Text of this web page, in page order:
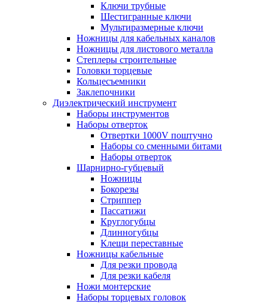
Ключи трубные
Шестигранные ключи
Мультиразмерные ключи
Ножницы для кабельных каналов
Ножницы для листового металла
Степлеры строительные
Головки торцевые
Кольцесъемники
Заклепочники
Диэлектрический инструмент
Наборы инструментов
Наборы отверток
Отвертки 1000V поштучно
Наборы со сменными битами
Наборы отверток
Шарнирно-губцевый
Ножницы
Бокорезы
Стриппер
Пассатижи
Круглогубцы
Длинногубцы
Клещи переставные
Ножницы кабельные
Для резки провода
Для резки кабеля
Ножи монтерские
Наборы торцевых головок